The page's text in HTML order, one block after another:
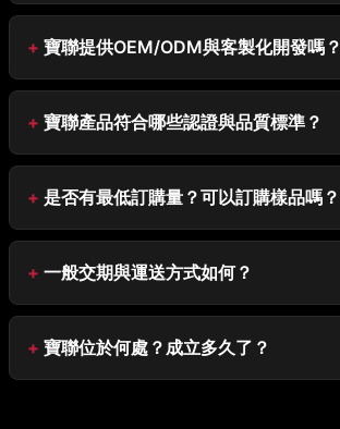
寶聯提供OEM/ODM與客製化開發嗎？
寶聯產品符合哪些認證與品質標準？
是否有最低訂購量？可以訂購樣品嗎？
一般交期與運送方式如何？
寶聯位於何處？成立多久了？